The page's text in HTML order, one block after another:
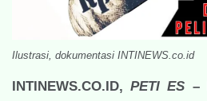
Ilustrasi, dokumentasi INTINEWS.co.id
INTINEWS.CO.ID,PETI ES –